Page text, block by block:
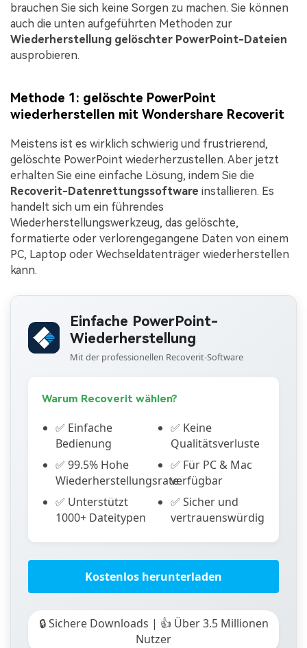
brauchen Sie sich keine Sorgen zu machen. Sie können
auch die unten aufgeführten Methoden zur
Wiederherstellung gelöschter PowerPoint-Dateien
ausprobieren.
Methode 1: gelöschte PowerPoint
wiederherstellen mit Wondershare Recoverit
Meistens ist es wirklich schwierig und frustrierend,
gelöschte PowerPoint wiederherzustellen. Aber jetzt
erhalten Sie eine einfache Lösung, indem Sie die
Recoverit-Datenrettungssoftware installieren. Es
handelt sich um ein führendes
Wiederherstellungswerkzeug, das gelöschte,
formatierte oder verlorengegangene Daten von einem
PC, Laptop oder Wechseldatenträger wiederherstellen
kann.
Einfache PowerPoint-
Wiederherstellung
Mit der professionellen Recoverit-Software
Warum Recoverit wählen?
✅ Einfache
Bedienung
✅ 99.5% Hohe
Wiederherstellungsrate
✅ Unterstützt
1000+ Dateitypen
✅ Keine
Qualitätsverluste
✅ Für PC & Mac
verfügbar
✅ Sicher und
vertrauenswürdig
Kostenlos herunterladen
🔒 Sichere Downloads | 👍 Über 3.5 Millionen
Nutzer